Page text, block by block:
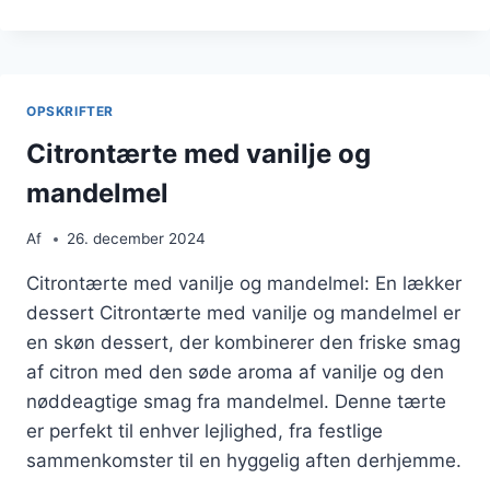
OPSKRIFTER
Citrontærte med vanilje og
mandelmel
Af 26. december 2024
Citrontærte med vanilje og mandelmel: En lækker
dessert Citrontærte med vanilje og mandelmel er
en skøn dessert, der kombinerer den friske smag
af citron med den søde aroma af vanilje og den
nøddeagtige smag fra mandelmel. Denne tærte
er perfekt til enhver lejlighed, fra festlige
sammenkomster til en hyggelig aften derhjemme.